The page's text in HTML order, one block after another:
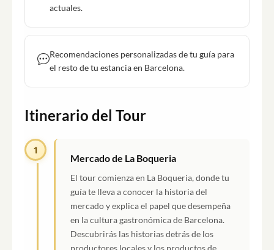
actuales.
Recomendaciones personalizadas de tu guía para
el resto de tu estancia en Barcelona.
Itinerario del Tour
1
Mercado de La Boqueria
El tour comienza en La Boqueria, donde tu
guía te lleva a conocer la historia del
mercado y explica el papel que desempeña
en la cultura gastronómica de Barcelona.
Descubrirás las historias detrás de los
productores locales y los productos de